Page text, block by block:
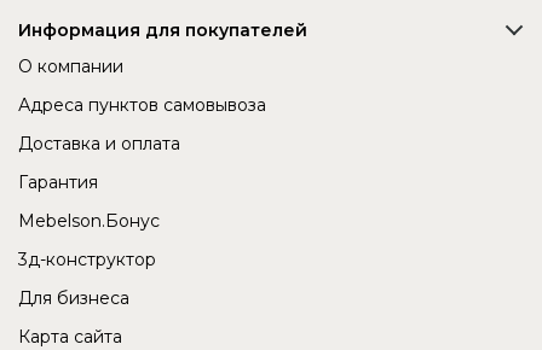
Информация для покупателей
О компании
Адреса пунктов самовывоза
Доставка и оплата
Гарантия
Mebelson.Бонус
3д-конструктор
Для бизнеса
Карта сайта